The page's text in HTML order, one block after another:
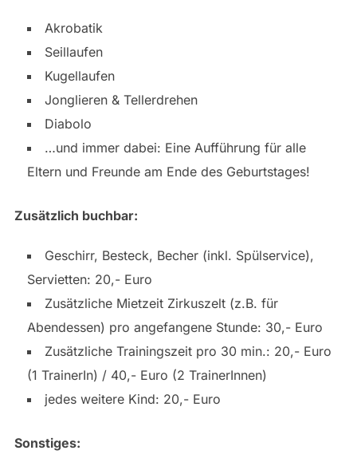
Akrobatik
Seillaufen
Kugellaufen
Jonglieren & Tellerdrehen
Diabolo
…und immer dabei: Eine Aufführung für alle
Eltern und Freunde am Ende des Geburtstages!
Zusätzlich buchbar:
Geschirr, Besteck, Becher (inkl. Spülservice),
Servietten: 20,- Euro
Zusätzliche Mietzeit Zirkuszelt (z.B. für
Abendessen) pro angefangene Stunde: 30,- Euro
Zusätzliche Trainingszeit pro 30 min.: 20,- Euro
(1 TrainerIn) / 40,- Euro (2 TrainerInnen)
jedes weitere Kind: 20,- Euro
Sonstiges: